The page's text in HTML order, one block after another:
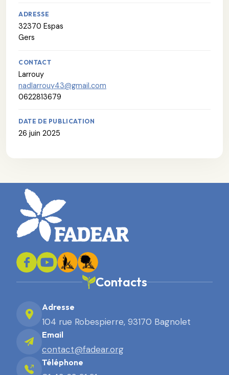
ADRESSE
32370 Espas
Gers
CONTACT
Larrouy
nadlarrouy43@gmail.com
0622813679
DATE DE PUBLICATION
26 juin 2025
Contacts
Adresse
104 rue Robespierre, 93170 Bagnolet
Email
contact@fadear.org
Téléphone